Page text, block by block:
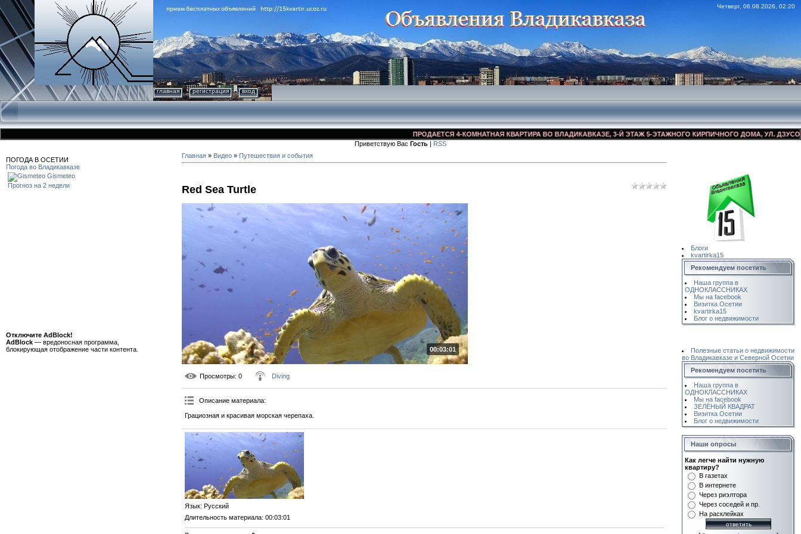
Четверг, 06.08.2026, 02:20
главная регистрация вход
ПРОДАЕТСЯ 4-КОМНАТНАЯ КВАРТИРА ВО ВЛАДИКАВКАЗЕ, 3-Й ЭТАЖ 5-ЭТАЖНОГО КИРПИЧНОГО ДОМА, УЛ. ДЗУСОВА
Приветствую Вас Гость | RSS
ПОГОДА В ОСЕТИИ
Погода во Владикавказе
Gismeteo
Прогноз на 2 недели
Отключите AdBlock!
AdBlock — вредоносная программа,
блокирующая отображение части контента.
Главная » Видео » Путешествия и события
Red Sea Turtle
00:03:01
Просмотры: 0 Diving
Описание материала:
Грациозная и красивая морская черепаха.
Язык: Русский
Длительность материала: 00:03:01
Блоги
kvartirka15
Рекомендуем посетить
Наша группа в
ОДНОКЛАССНИКАХ
Мы на facebook
Визитка Осетии
kvartirka15
Блог о недвижимости
Полезные статьи о недвижимости
во Владикавказе и Северной Осетии
Рекомендуем посетить
Наша группа в
ОДНОКЛАССНИКАХ
Мы на facebook
ЗЕЛЁНЫЙ КВАДРАТ
Визитка Осетии
Блог о недвижимости
Наши опросы
Как легче найти нужную
квартиру?
В газетах
В интернете
Через риэлтора
Через соседей и пр.
На расклейках